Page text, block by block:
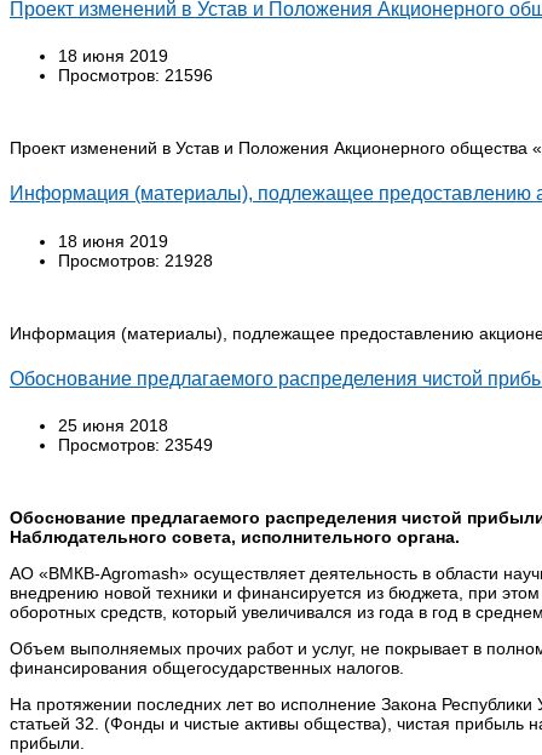
Проект изменений в Устав и Положения Акционерного
18 июня 2019
Просмотров: 21596
Проект изменений в Устав и Положения Акционерного общества
Информация (материалы), подлежащее предоставлению
18 июня 2019
Просмотров: 21928
Информация (материалы), подлежащее предоставлению
Обоснование предлагаемого распределения чистой
25 июня 2018
Просмотров: 23549
Обоснование предлагаемого распределения чистой
Наблюдательного совета, исполнительного органа.
АО «BMКB-Аgromash» осуществляет деятельность в области
внедрению новой техники и финансируется из бюджета, при
оборотных средств, который увеличивался из года в год в
Объем выполняемых прочих работ и услуг, не покрывает в
финансирования общегосударственных налогов.
На протяжении последних лет во исполнение Закона
статьей 32. (Фонды и чистые активы общества), чистая прибыль
прибыли.